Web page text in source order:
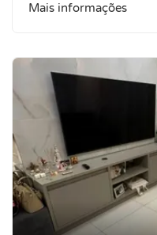
Mais informações